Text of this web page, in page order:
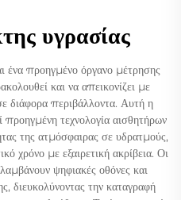
υγρασίας
ένα προηγμένο όργανο μέτρησης
και να απεικονίζει με
διάφορα περιβάλλοντα. Αυτή η
τεχνολογία αισθητήρων
της ατμόσφαιρας σε υδρατμούς,
χρόνο με εξαιρετική ακρίβεια. Οι
ψηφιακές οθόνες και
διευκολύνοντας την καταγραφή